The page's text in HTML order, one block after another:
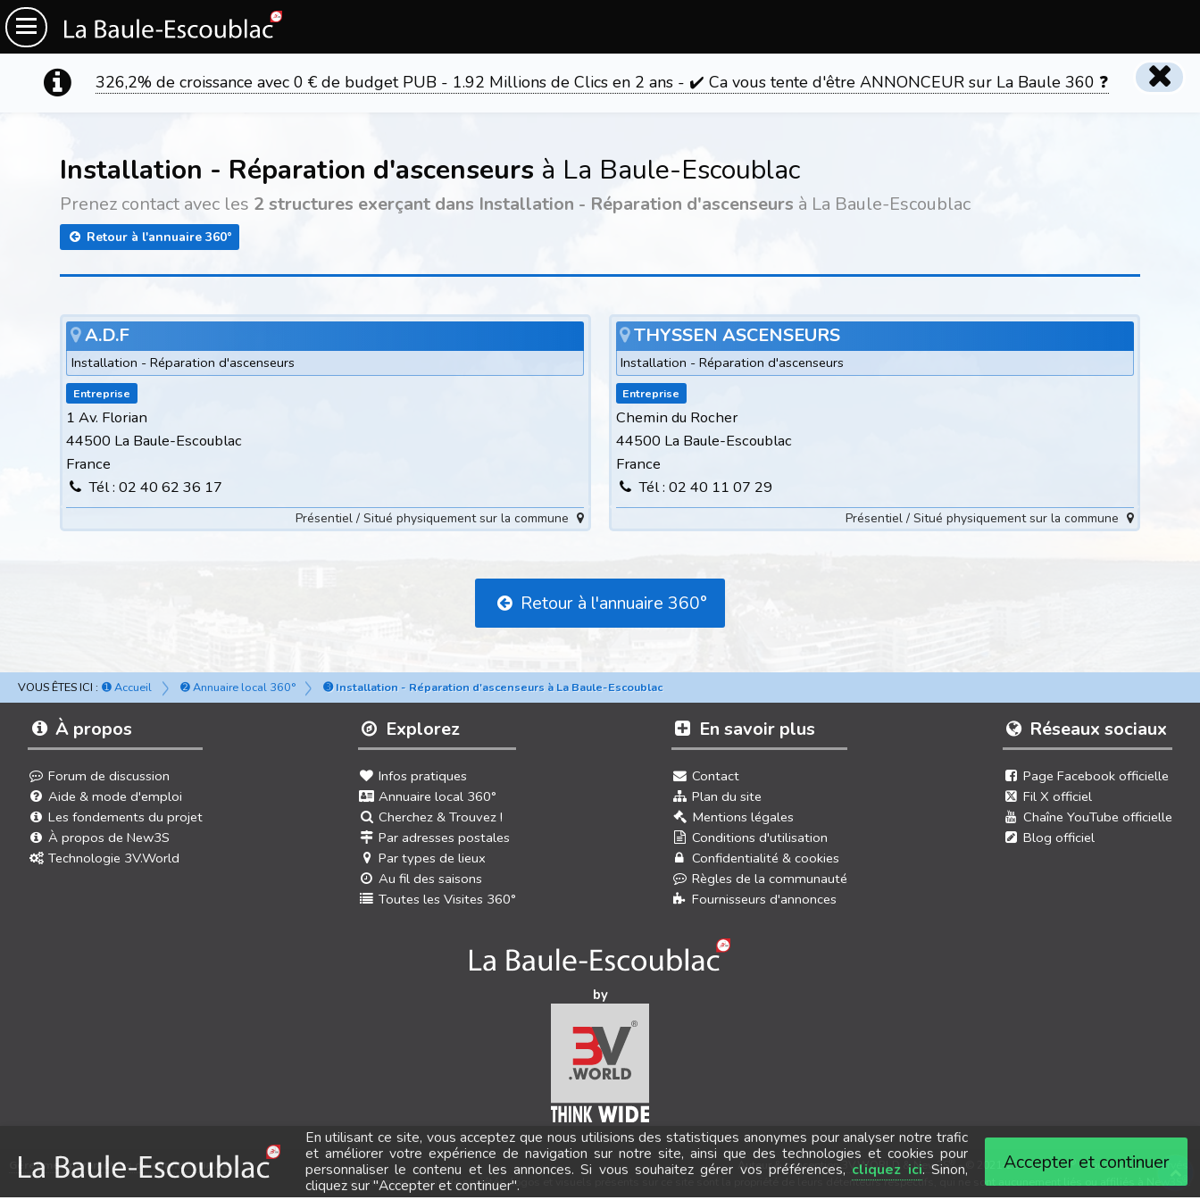
326,2% de croissance avec 0 € de budget PUB - 1.92 Millions de Clics en 2 ans - ✔️ Ca vous tente d'être ANNONCEUR sur La Baule 360 ❓
Installation - Réparation d'ascenseurs à La Baule-Escoublac
Prenez contact avec les 2 structures exerçant dans Installation - Réparation d'ascenseurs à La Baule-Escoublac
Retour à l'annuaire 360°
A.D.F
Installation - Réparation d'ascenseurs
Entreprise
1 Av. Florian
44500 La Baule-Escoublac
France
Tél : 02 40 62 36 17
Présentiel / Situé physiquement sur la commune
THYSSEN ASCENSEURS
Installation - Réparation d'ascenseurs
Entreprise
Chemin du Rocher
44500 La Baule-Escoublac
France
Tél : 02 40 11 07 29
Présentiel / Situé physiquement sur la commune
Retour à l'annuaire 360°
VOUS ÊTES ICI : ➊ Accueil ➋ Annuaire local 360° ➌ Installation - Réparation d'ascenseurs à La Baule-Escoublac
Réseaux sociaux
Page Facebook officielle
Fil X officiel
Chaîne YouTube officielle
Blog officiel
En savoir plus
Contact
Plan du site
Mentions légales
Conditions d'utilisation
Confidentialité & cookies
Règles de la communauté
Fournisseurs d'annonces
Explorez
Infos pratiques
Annuaire local 360°
Cherchez & Trouvez !
Par adresses postales
Par types de lieux
Au fil des saisons
Toutes les Visites 360°
À propos
Forum de discussion
Aide & mode d'emploi
Les fondements du projet
À propos de New3S
Technologie 3V.World
by
Gérer mes paramètres de confidentialité Auteur & conception3V.WORLD &New3S - © 2021-2026 New3S® -Tous droits réservés.
Les marques, noms de sociétés, logos et visuels présents sur ce site sont la propriété de leurs détenteurs respectifs, qui ne sont aucunement liés ou affiliés à New3S
En utilisant ce site, vous acceptez que nous utilisions des statistiques anonymes pour analyser notre trafic
et améliorer votre expérience de navigation sur notre site, ainsi que des technologies et cookies pour
personnaliser le contenu et les annonces. Si vous souhaitez gérer vos préférences, cliquez ici. Sinon,
cliquez sur "Accepter et continuer".
Accepter et continuer